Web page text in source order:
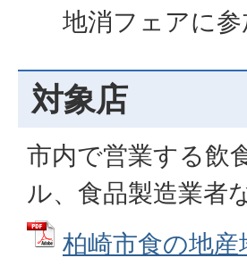
地消フェアに
対象店
市内で営業する飲
ル、食品製造業者
柏崎市食の地